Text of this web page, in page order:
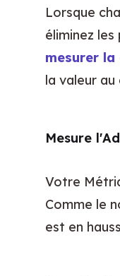
Lorsque
éliminez
mesurer la
la valeur au
Mesure
Votre
Comme le
est en